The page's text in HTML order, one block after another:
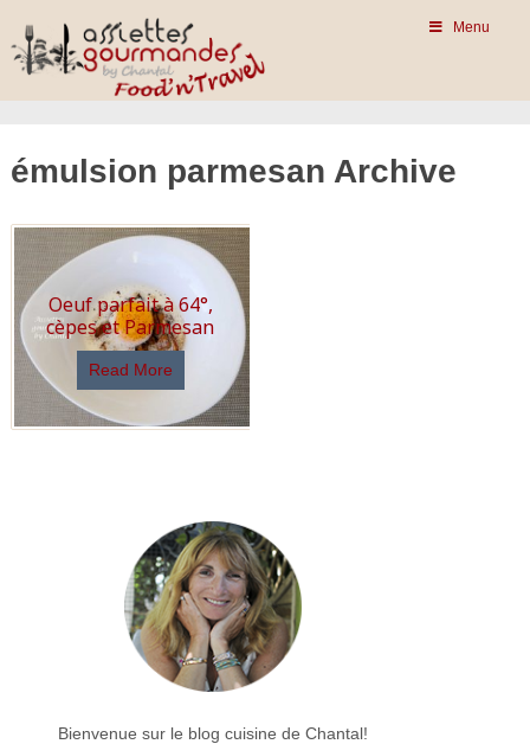
Menu
émulsion parmesan Archive
Oeuf parfait à 64°,
cèpes et Parmesan
Read More
Bienvenue sur le blog cuisine de Chantal!